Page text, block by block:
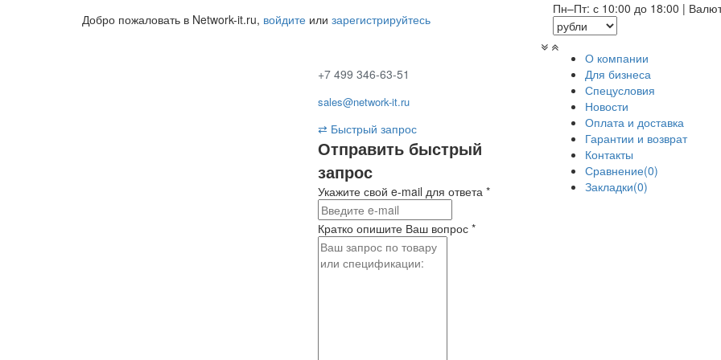
Добро пожаловать в Network-it.ru, войдите или зарегистрируйтесь
Пн–Пт: с 10:00 до 18:00 |
О компании
Для бизнеса
Спецусловия
Новости
Оплата и доставка
Гарантии и возврат
Контакты
Сравнение(0)
Закладки(0)
+7 499 346-63-51
sales@network-it.ru
⇄ Быстрый запрос
Отправить быстрый
запрос
Укажите свой e-mail для ответа *
Кратко опишите Ваш вопрос *